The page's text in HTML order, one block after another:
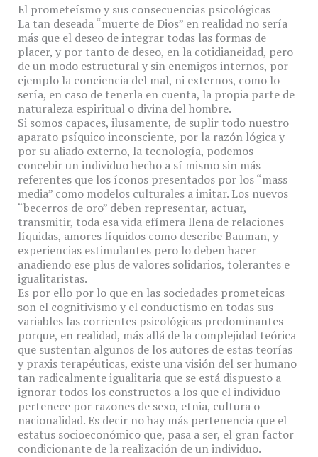
El prometeísmo y sus consecuencias psicológicas
La tan deseada “muerte de Dios” en realidad no sería
más que el deseo de integrar todas las formas de
placer, y por tanto de deseo, en la cotidianeidad, pero
de un modo estructural y sin enemigos internos, por
ejemplo la conciencia del mal, ni externos, como lo
sería, en caso de tenerla en cuenta, la propia parte de
naturaleza espiritual o divina del hombre.
Si somos capaces, ilusamente, de suplir todo nuestro
aparato psíquico inconsciente, por la razón lógica y
por su aliado externo, la tecnología, podemos
concebir un individuo hecho a sí mismo sin más
referentes que los íconos presentados por los “mass
media” como modelos culturales a imitar. Los nuevos
“becerros de oro” deben representar, actuar,
transmitir, toda esa vida efímera llena de relaciones
líquidas, amores líquidos como describe Bauman, y
experiencias estimulantes pero lo deben hacer
añadiendo ese plus de valores solidarios, tolerantes e
igualitaristas.
Es por ello por lo que en las sociedades prometeicas
son el cognitivismo y el conductismo en todas sus
variables las corrientes psicológicas predominantes
porque, en realidad, más allá de la complejidad teórica
que sustentan algunos de los autores de estas teorías
y praxis terapéuticas, existe una visión del ser humano
tan radicalmente igualitaria que se está dispuesto a
ignorar todos los constructos a los que el individuo
pertenece por razones de sexo, etnia, cultura o
nacionalidad. Es decir no hay más pertenencia que el
estatus socioeconómico que, pasa a ser, el gran factor
condicionante de la realización de un individuo.